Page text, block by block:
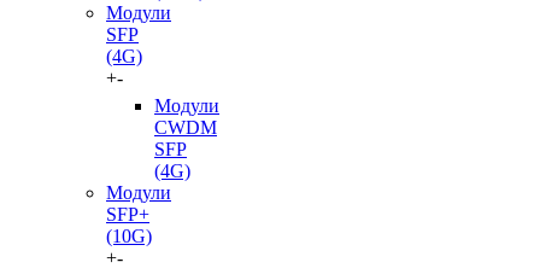
Модули
SFP
(4G)
+-
Модули
CWDM
SFP
(4G)
Модули
SFP+
(10G)
+-